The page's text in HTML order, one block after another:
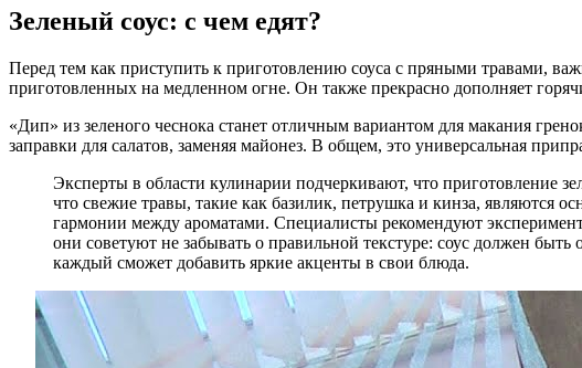
Зеленый соус: с чем едят?
Перед тем как приступить к приготовлению соуса с пряными травами,
приготовленных на медленном огне. Он также прекрасно дополняет
«Дип» из зеленого чеснока станет отличным вариантом для макания
заправки для салатов, заменяя майонез. В общем, это универсальная
Эксперты в области кулинарии подчеркивают, что приготовление
что свежие травы, такие как базилик, петрушка и кинза, являются
гармонии между ароматами. Специалисты рекомендуют
они советуют не забывать о правильной текстуре: соус должен
каждый сможет добавить яркие акценты в свои блюда.